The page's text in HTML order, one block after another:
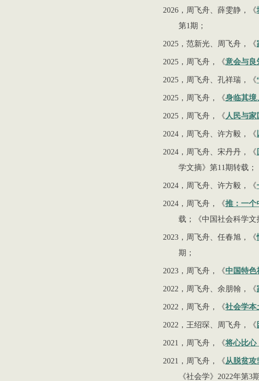
2026 ，周飞舟、薛雯静，《
第1期；
2025 ，范新光、周飞舟，《
2025 ，周飞舟，《意会与良
2025 ，周飞舟、孔祥瑞，《
2025 ，周飞舟，《身临其境
2025 ，周飞舟，《 人民与家
2024 ，周飞舟、许方毅，《
2024 ，周飞舟、宋丹丹，《
学文摘》第11期转载；
2024 ，周飞舟、许方毅，《
2024 ，周飞舟，《推：一个
载；《中国社会科学文
2023 ，周飞舟、任春旭，《
期；
2023 ，周飞舟，《中国特色
2022 ，周飞舟、余朋翰，《
2022 ，周飞舟，《社会学本
2022 ，王绍琛、周飞舟，《
2021 ，周飞舟，《将心比心
2021 ，周飞舟，《从脱贫攻
《社会学》 2022年第3